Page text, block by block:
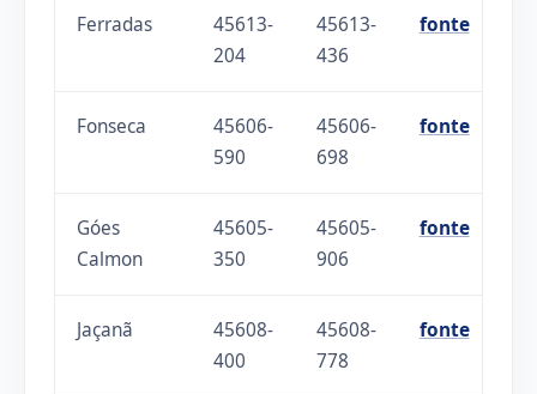
Ferradas
45613-
204
45613-
436
fonte
Fonseca
45606-
590
45606-
698
fonte
Góes
Calmon
45605-
350
45605-
906
fonte
Jaçanã
45608-
400
45608-
778
fonte